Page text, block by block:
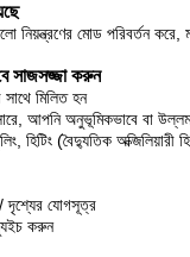
মোড পরিবর্তন করে,
সাজসজ্জা করুন
মিলিত হন
আপনি অনুভূমিকভাবে বা
হিটিং (বৈদ্যুতিক
/ দৃশ্যের যোগসূত্র
করুন